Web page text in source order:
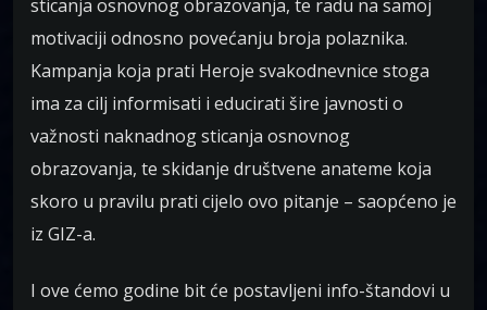
sticanja osnovnog obrazovanja, te radu na samoj
motivaciji odnosno povećanju broja polaznika.
Kampanja koja prati Heroje svakodnevnice stoga
ima za cilj informisati i educirati šire javnosti o
važnosti naknadnog sticanja osnovnog
obrazovanja, te skidanje društvene anateme koja
skoro u pravilu prati cijelo ovo pitanje – saopćeno je
iz GIZ-a.
I ove ćemo godine bit će postavljeni info-štandovi u